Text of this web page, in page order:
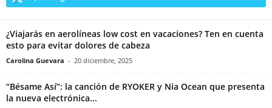
¿Viajarás en aerolíneas low cost en vacaciones? Ten en cuenta
esto para evitar dolores de cabeza
Carolina Guevara - 20 diciembre, 2025
“Bésame Así”: la canción de RYOKER y Nia Ocean que presenta
la nueva electrónica...